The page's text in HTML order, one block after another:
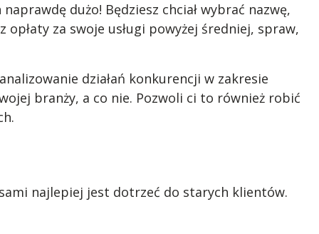
dużo! Będziesz chciał wybrać nazwę,
za swoje usługi powyżej średniej, spraw,
działań konkurencji w zakresie
branży, a co nie. Pozwoli ci to również robić
najlepiej jest dotrzeć do starych klientów.